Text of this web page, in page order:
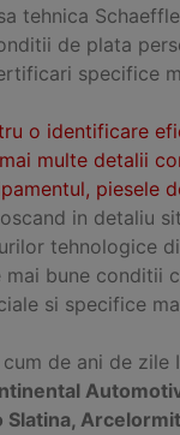
tehnica
de plata
specifice
o identificare
multe detalii
piesele
in detaliu
tehnologice
mai bune conditii
si specifice
cum de ani de zile
Slatina,